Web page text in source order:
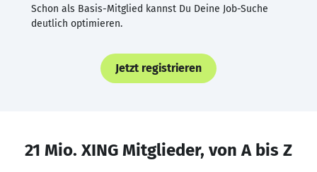
Schon als Basis-Mitglied kannst Du Deine Job-Suche
deutlich optimieren.
Jetzt registrieren
21 Mio. XING Mitglieder, von A bis Z